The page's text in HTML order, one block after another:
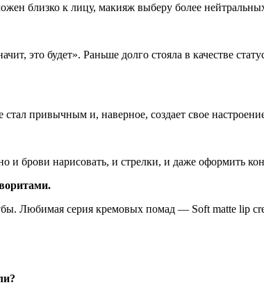
близко к лицу, макияж выберу более
это будет». Раньше долго стояла в качестве
привычным и, наверное, создает свое
брови нарисовать, и стрелки, и даже оформить
Любимая серия кремовых помад — Soft matte lip